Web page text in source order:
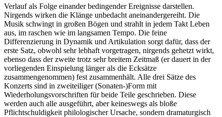
Verlauf als Folge einander bedingender Ereignisse darstellen.
Nirgends wirken die Klänge unbedacht aneinandergereiht. Die
Musik schwingt in großen Bögen und strahlt in jedem Takt Leben
aus, im raschen wie im langsamen Tempo. Die feine
Differenzierung in Dynamik und Artikulation sorgt dafür, dass der
erste Satz, obwohl sehr lebhaft vorgetragen, nirgends gehetzt wirkt,
ebenso dass der zweite trotz sehr breitem Zeitmaß (er dauert in der
vorliegenden Einspielung länger als die Ecksätze
zusammengenommen) fest zusammenhält. Alle drei Sätze des
Konzerts sind in zweiteiliger (Sonaten-)Form mit
Wiederholungsvorschriften für beide Teile geschrieben. Diese
werden auch alle ausgeführt, aber keineswegs als bloße
Pflichtschuldigkeit philologischer Ursache, sondern dramaturgisch